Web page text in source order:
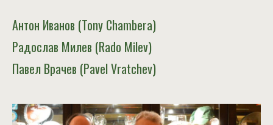
Антон Иванов (Tony Chambera)
Радослав Милев (Rado Milev)
Павел Врачев (Pavel Vratchev)